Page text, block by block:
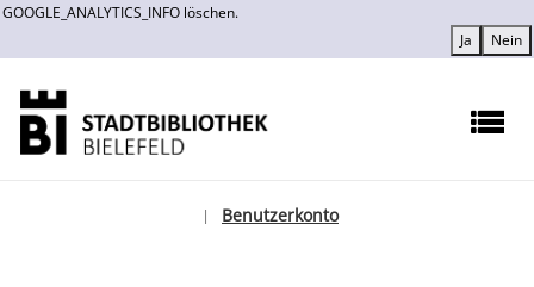
GOOGLE_ANALYTICS_INFO löschen.
Benutzerkonto